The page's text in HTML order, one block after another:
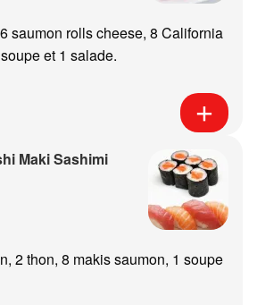
saumon rolls cheese, 8 California
et 1 salade.
Maki Sashimi
2 thon, 8 makis saumon, 1 soupe